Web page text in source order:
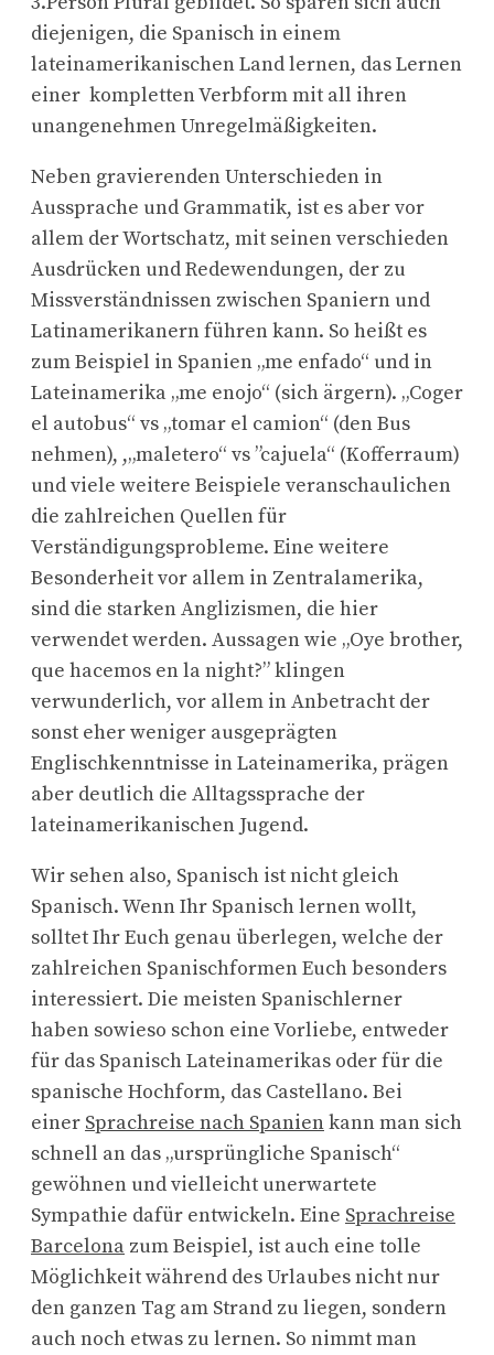
diejenigen, die Spanisch in einem
lateinamerikanischen Land lernen, das Lernen
einer kompletten Verbform mit all ihren
unangenehmen Unregelmäßigkeiten.
Neben gravierenden Unterschieden in
Aussprache und Grammatik, ist es aber vor
allem der Wortschatz, mit seinen verschieden
Ausdrücken und Redewendungen, der zu
Missverständnissen zwischen Spaniern und
Latinamerikanern führen kann. So heißt es
zum Beispiel in Spanien „me enfado“ und in
Lateinamerika „me enojo“ (sich ärgern). „Coger
el autobus“ vs „tomar el camion“ (den Bus
nehmen), ,„maletero“ vs ”cajuela“ (Kofferraum)
und viele weitere Beispiele veranschaulichen
die zahlreichen Quellen für
Verständigungsprobleme. Eine weitere
Besonderheit vor allem in Zentralamerika,
sind die starken Anglizismen, die hier
verwendet werden. Aussagen wie „Oye brother,
que hacemos en la night?” klingen
verwunderlich, vor allem in Anbetracht der
sonst eher weniger ausgeprägten
Englischkenntnisse in Lateinamerika, prägen
aber deutlich die Alltagssprache der
lateinamerikanischen Jugend.
Wir sehen also, Spanisch ist nicht gleich
Spanisch. Wenn Ihr Spanisch lernenwollt,
solltet Ihr Euch genau überlegen, welche der
zahlreichen Spanischformen Euch besonders
interessiert. Die meisten Spanischlerner
haben sowieso schon eine Vorliebe, entweder
für das Spanisch Lateinamerikas oder für die
spanische Hochform, das Castellano. Bei
einer Sprachreise nach Spanienkann man sich
schnell an das „ursprüngliche Spanisch“
gewöhnen und vielleicht unerwartete
Sympathie dafür entwickeln. Eine Sprachreise
Barcelona zum Beispiel, ist auch eine tolle
Möglichkeit während des Urlaubes nicht nur
den ganzen Tag am Strand zu liegen, sondern
auch noch etwas zu lernen. So nimmt man